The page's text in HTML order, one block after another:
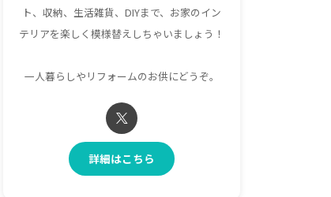
ト、収納、生活雑貨、DIYまで、お家のイン
テリアを楽しく模様替えしちゃいましょう！
一人暮らしやリフォームのお供にどうぞ。
詳細はこちら